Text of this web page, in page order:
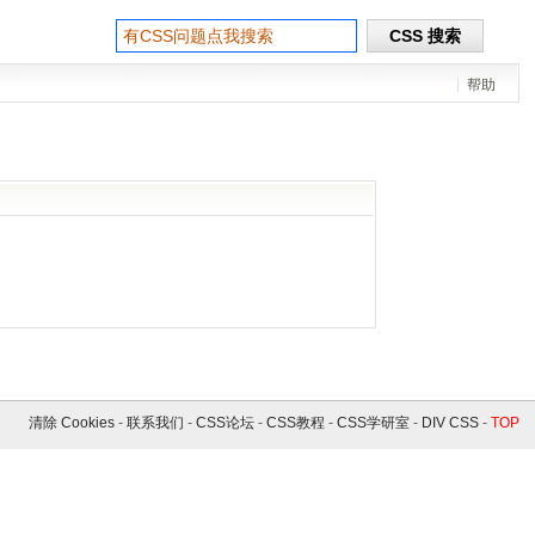
帮助
清除 Cookies- 联系我们 - CSS论坛- CSS教程 - CSS学研室- DIV CSS- TOP